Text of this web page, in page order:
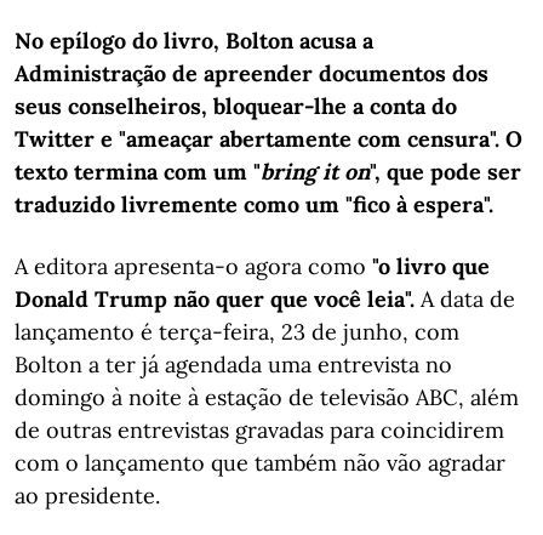
No epílogo do livro, Bolton acusa a
Administração de apreender documentos dos
seus conselheiros, bloquear-lhe a conta do
Twitter e "ameaçar abertamente com censura". O
texto termina com um "bring it on", que pode ser
traduzido livremente como um "fico à espera".
A editora apresenta-o agora como "o livro que
Donald Trump não quer que você leia". A data de
lançamento é terça-feira, 23 de junho, com
Bolton a ter já agendada uma entrevista no
domingo à noite à estação de televisão ABC, além
de outras entrevistas gravadas para coincidirem
com o lançamento que também não vão agradar
ao presidente.